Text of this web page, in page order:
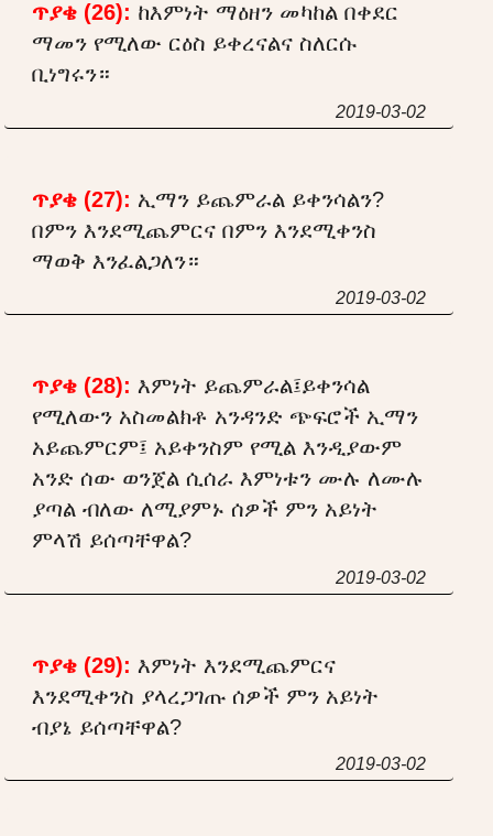
ጥያቄ (26): ከእምነት ማዕዘን መካከል በቀደር
ማመን የሚለው ርዕስ ይቀረናልና ስለርሱ
ቢነግሩን።
2019-03-02
ጥያቄ (27): ኢማን ይጨምራል ይቀንሳልን?
በምን እንደሚጨምርና በምን እንደሚቀንስ
ማወቅ እንፈልጋለን።
2019-03-02
ጥያቄ (28): እምነት ይጨምራል፤ይቀንሳል
የሚለውን አስመልክቶ አንዳንድ ጭፍሮች ኢማን
አይጨምርም፤ አይቀንስም የሚል እንዲያውም
አንድ ሰው ወንጀል ሲሰራ እምነቱን ሙሉ ለሙሉ
ያጣል ብለው ለሚያምኑ ሰዎች ምን አይነት
ምላሽ ይሰጣቸዋል?
2019-03-02
ጥያቄ (29): እምነት እንደሚጨምርና
እንደሚቀንስ ያላረጋገጡ ሰዎች ምን አይነት
ብያኔ ይሰጣቸዋል?
2019-03-02